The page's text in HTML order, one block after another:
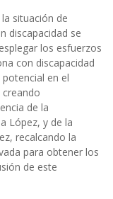
situación de
discapacidad se
los esfuerzos
con discapacidad
en el
de la
López, y de la
recalcando la
para obtener los
de este